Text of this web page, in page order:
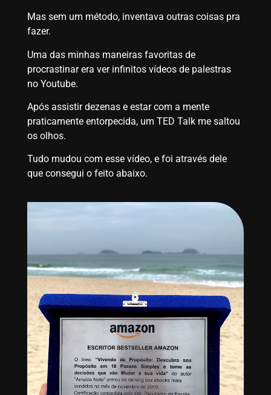
Mas sem um método, inventava outras coisas pra
fazer.
Uma das minhas maneiras favoritas de
procrastinar era ver infinitos vídeos de palestras
no Youtube.
Após assistir dezenas e estar com a mente
praticamente entorpecida, um TED Talk me saltou
os olhos.
Tudo mudou com esse vídeo, e foi através dele
que consegui o feito abaixo.